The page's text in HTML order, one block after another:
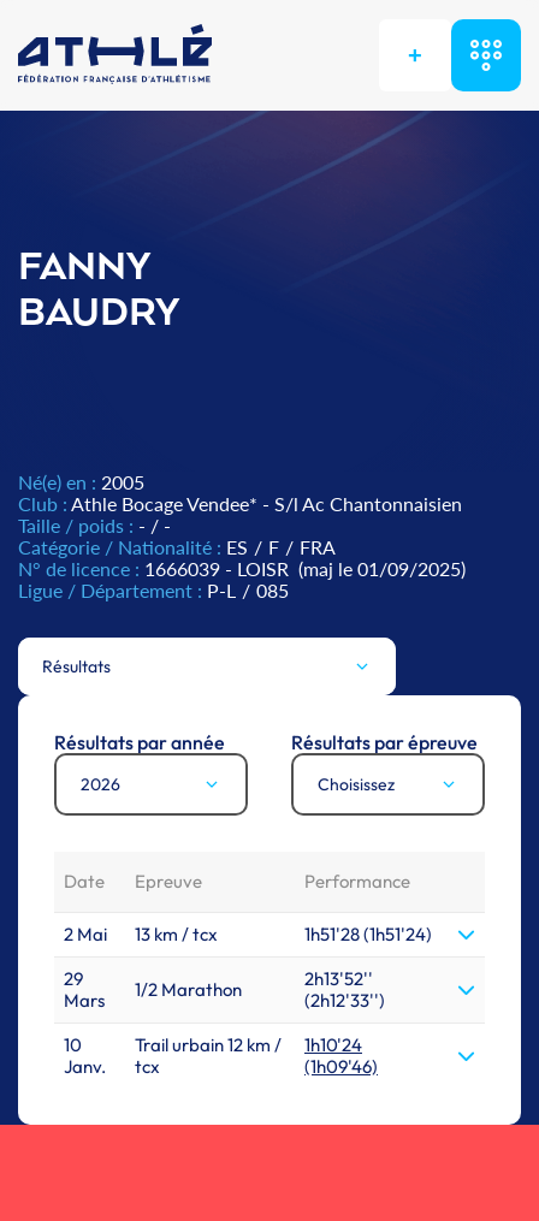
+
FANNY
BAUDRY
Né(e) en : 2005
Club : Athle Bocage Vendee* - S/l Ac Chantonnaisien
Taille / poids : - / -
Catégorie / Nationalité : ES / F / FRA
N° de licence : 1666039 - LOISR (maj le 01/09/2025)
Ligue / Département : P-L / 085
Résultats
Résultats par année
2026
Résultats par épreuve
Choisissez
Date Epreuve Performance
2 Mai 13 km / tcx
1h51'28 (1h51'24)
29
Mars
1/2 Marathon
2h13'52''
(2h12'33'')
10
Janv.
Trail urbain 12 km /
tcx
1h10'24
(1h09'46)